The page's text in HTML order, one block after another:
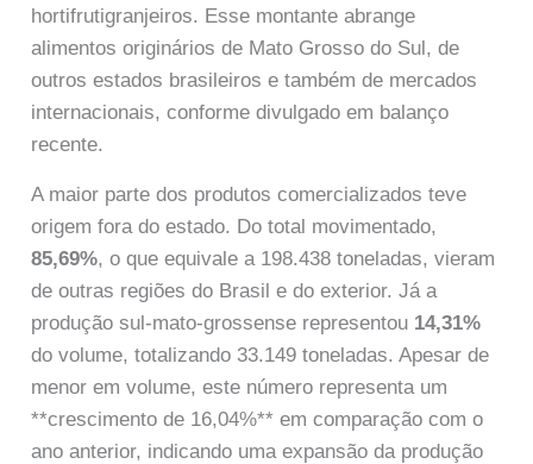
hortifrutigranjeiros. Esse montante abrange
alimentos originários de Mato Grosso do Sul, de
outros estados brasileiros e também de mercados
internacionais, conforme divulgado em balanço
recente.
A maior parte dos produtos comercializados teve
origem fora do estado. Do total movimentado,
85,69%, o que equivale a 198.438 toneladas, vieram
de outras regiões do Brasil e do exterior. Já a
produção sul-mato-grossense representou 14,31%
do volume, totalizando 33.149 toneladas. Apesar de
menor em volume, este número representa um
**crescimento de 16,04%** em comparação com o
ano anterior, indicando uma expansão da produção